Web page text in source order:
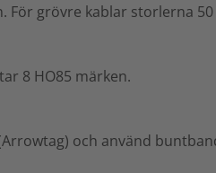
För grövre kablar storlerna
8 HO85 märken.
och använd